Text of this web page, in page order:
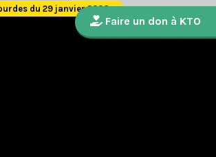
du 29 janvier 2026
Faire un don à KTO